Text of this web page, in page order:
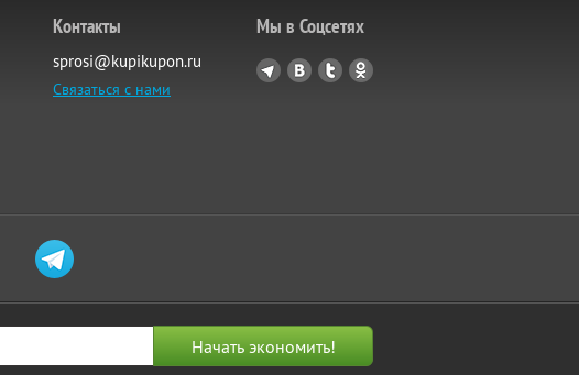
Контакты
sprosi@kupikupon.ru
Связаться с нами
Мы в Соцсетях